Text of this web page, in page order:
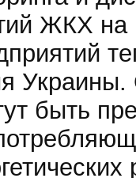
ЖКХ на
Украины.
быть